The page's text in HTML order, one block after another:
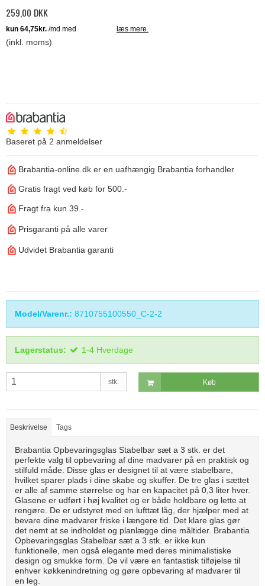
259,00 DKK
(inkl. moms)
Baseret på 2 anmeldelser
Brabantia-online.dk er en uafhængig Brabantia forhandler
Gratis fragt ved køb for 500.-
Fragt fra kun 39.-
Prisgaranti på alle varer
Udvidet Brabantia garanti
Model/Varenr.: 8710755100550_C-2-2
Lagerstatus: 1-4 Hverdage
stk. Køb
Beskrivelse Tags
Brabantia Opbevaringsglas Stabelbar sæt a 3 stk. er det
perfekte valg til opbevaring af dine madvarer på en praktisk og
stilfuld måde. Disse glas er designet til at være stabelbare,
hvilket sparer plads i dine skabe og skuffer. De tre glas i sættet
er alle af samme størrelse og har en kapacitet på 0,3 liter hver.
Glasene er udført i høj kvalitet og er både holdbare og lette at
rengøre. De er udstyret med en lufttæt låg, der hjælper med at
bevare dine madvarer friske i længere tid. Det klare glas gør
det nemt at se indholdet og planlægge dine måltider. Brabantia
Opbevaringsglas Stabelbar sæt a 3 stk. er ikke kun
funktionelle, men også elegante med deres minimalistiske
design og smukke form. De vil være en fantastisk tilføjelse til
enhver køkkenindretning og gøre opbevaring af madvarer til
en leg.